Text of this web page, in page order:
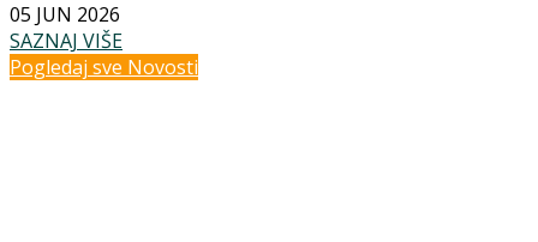
05 JUN 2026
SAZNAJ VIŠE
Pogledaj sve Novosti